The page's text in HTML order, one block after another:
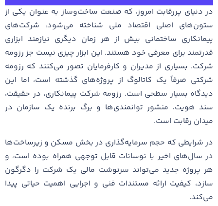
در دنیای پررقابت امروز، که صنعت ساخت‌وساز به عنوان یکی از
ستون‌های اصلی اقتصاد ملی شناخته می‌شود، شرکت‌های
پیمانکاری ساختمانی بیش از هر زمان دیگری نیازمند ابزاری
قدرتمند برای معرفی خود هستند. این ابزار چیزی نیست جز رزومه
شرکت. بسیاری از مدیران و کارفرمایان تصور می‌کنند که رزومه
شرکتی صرفاً یک کاتالوگ از پروژه‌های گذشته است، اما این
دیدگاه بسیار سطحی است. رزومه شرکت پیمانکاری، در حقیقت،
سند هویت، منشور توانمندی‌ها و برگ برنده یک سازمان در
میدان رقابت است.
در شرایطی که حجم سرمایه‌گذاری در بخش مسکن و زیرساخت‌ها
در سال‌های اخیر با نوسانات قابل توجهی همراه بوده است، و
هر پروژه جدید می‌تواند سرنوشت مالی یک شرکت را دگرگون
سازد، کیفیت ارائه مستندات فنی و اجرایی اهمیت حیاتی پیدا
می‌کند.